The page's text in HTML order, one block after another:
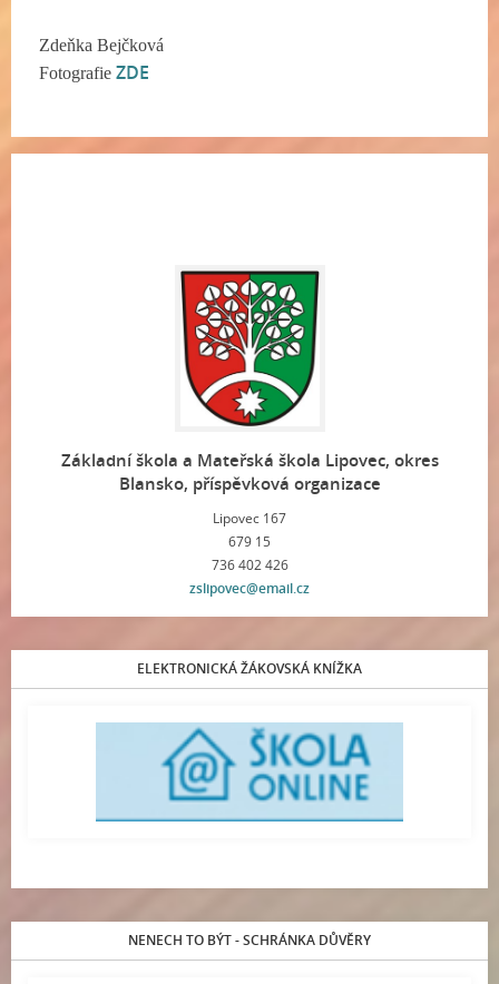
Zdeňka Bejčková
Fotografie ZDE
Základní škola a Mateřská škola Lipovec, okres
Blansko, příspěvková organizace
Lipovec 167
679 15
736 402 426
zslipovec@email.cz
ELEKTRONICKÁ ŽÁKOVSKÁ KNÍŽKA
NENECH TO BÝT - SCHRÁNKA DŮVĚRY